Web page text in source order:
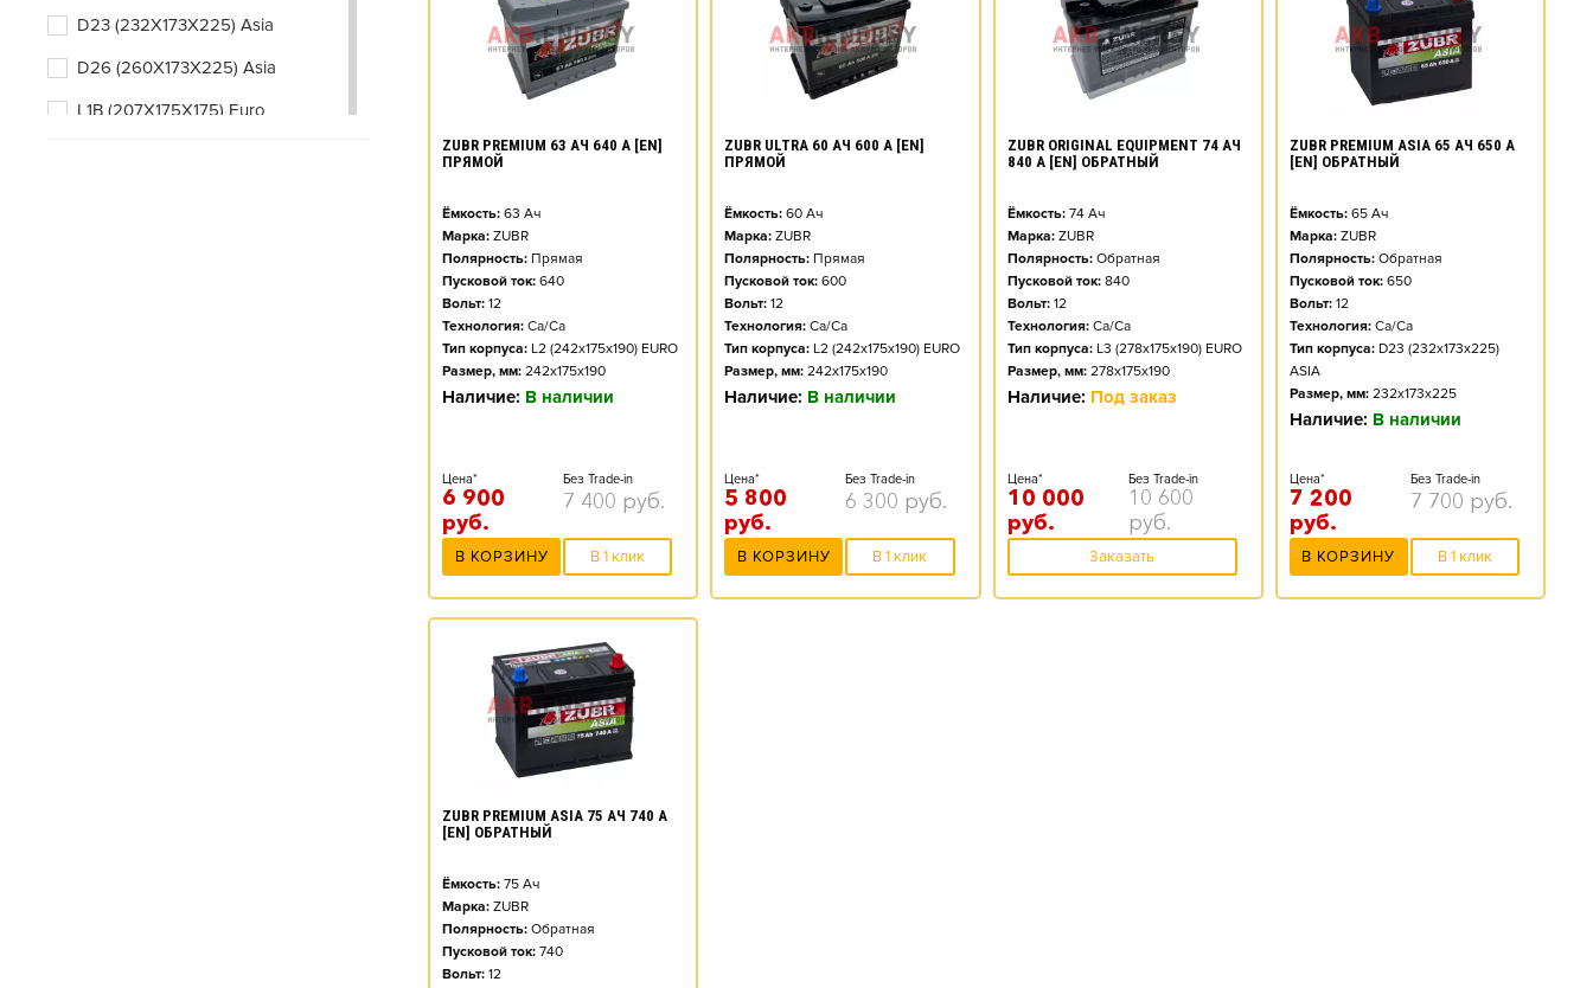
D23 (232X173X225) Asia
D26 (260X173X225) Asia
L1B (207X175X175) Euro
ZUBR PREMIUM 63 АЧ 640 А [EN]
ПРЯМОЙ
Ёмкость: 63 Ач
Марка: ZUBR
Полярность: Прямая
Пусковой ток: 640
Вольт: 12
Технология: Ca/Ca
Тип корпуса: L2 (242x175x190) EURO
Размер, мм: 242x175x190
Наличие: В наличии
Цена*
6 900
руб.
Без Trade-in
7 400 руб.
В КОРЗИНУ В 1 клик
ZUBR ULTRA 60 АЧ 600 А [EN]
ПРЯМОЙ
Ёмкость: 60 Ач
Марка: ZUBR
Полярность: Прямая
Пусковой ток: 600
Вольт: 12
Технология: Ca/Ca
Тип корпуса: L2 (242x175x190) EURO
Размер, мм: 242x175x190
Наличие: В наличии
Цена*
5 800
руб.
Без Trade-in
6 300 руб.
В КОРЗИНУ В 1 клик
ZUBR ORIGINAL EQUIPMENT 74 АЧ
840 А [EN] ОБРАТНЫЙ
Ёмкость: 74Ач
Марка: ZUBR
Полярность: Обратная
Пусковой ток: 840
Вольт: 12
Технология: Ca/Ca
Тип корпуса: L3 (278x175x190) EURO
Размер, мм: 278x175x190
Наличие: Под заказ
Цена*
10 000
руб.
Без Trade-in
10 600
руб.
Заказать
ZUBR PREMIUM ASIA 65 АЧ 650 А
[EN] ОБРАТНЫЙ
Ёмкость: 65Ач
Марка: ZUBR
Полярность: Обратная
Пусковой ток: 650
Вольт: 12
Технология: Ca/Ca
Тип корпуса: D23 (232x173x225)
ASIA
Размер, мм: 232x173x225
Наличие: В наличии
Цена*
7 200
руб.
Без Trade-in
7 700 руб.
В КОРЗИНУ В 1 клик
ZUBR PREMIUM ASIA 75 АЧ 740 А
[EN] ОБРАТНЫЙ
Ёмкость: 75 Ач
Марка: ZUBR
Полярность: Обратная
Пусковой ток: 740
Вольт: 12